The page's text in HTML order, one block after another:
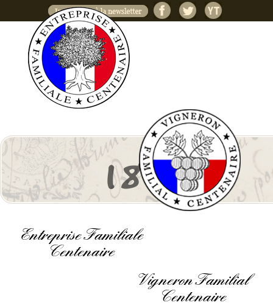
Jump to navigation
1830
Entreprise Familiale
Centenaire
Vigneron Familial
Centenaire